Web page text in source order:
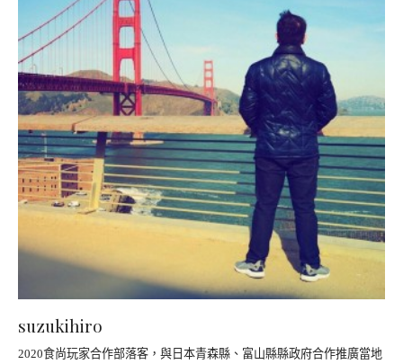
suzukihiro
2020食尚玩家合作部落客，與日本青森縣、富山縣縣政府合作推廣當地